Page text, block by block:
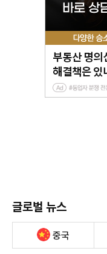
글로벌 뉴스
중국